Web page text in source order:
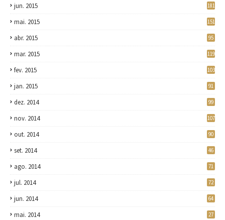
jun. 2015 181
mai. 2015 151
abr. 2015 95
mar. 2015 119
fev. 2015 103
jan. 2015 91
dez. 2014 99
nov. 2014 107
out. 2014 90
set. 2014 46
ago. 2014 71
jul. 2014 72
jun. 2014 64
mai. 2014 27